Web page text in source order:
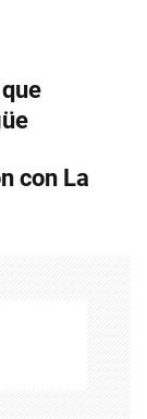
con La